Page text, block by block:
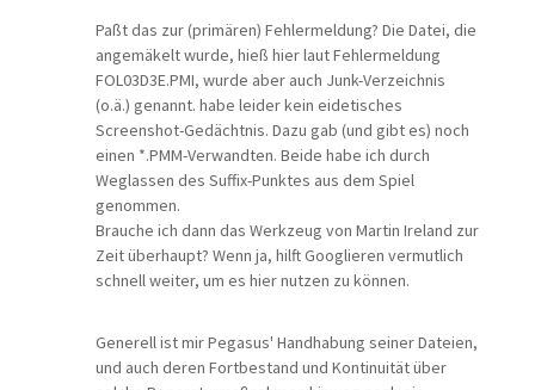
Paßt das zur (primären) Fehlermeldung? Die Datei, die
angemäkelt wurde, hieß hier laut Fehlermeldung
FOL03D3E.PMI, wurde aber auch Junk-Verzeichnis
(o.ä.) genannt. habe leider kein eidetisches
Screenshot-Gedächtnis. Dazu gab (und gibt es) noch
einen *.PMM-Verwandten. Beide habe ich durch
Weglassen des Suffix-Punktes aus dem Spiel
genommen.
Brauche ich dann das Werkzeug von Martin Ireland zur
Zeit überhaupt? Wenn ja, hilft Googlieren vermutlich
schnell weiter, um es hier nutzen zu können.
Generell ist mir Pegasus' Handhabung seiner Dateien,
und auch deren Fortbestand und Kontinuität über